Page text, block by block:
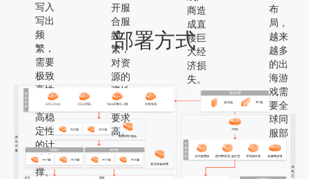
写入
写出
频
繁，
需要
极致
高性
能、
高稳
定性
的计
算支
撑。
开服
合服
频
繁，
对资
源的
弹性
扩展
要求
高。
商造
成直
接巨
大经
济损
失。
布
局，
越来
越多
的出
海游
戏需
要全
球同
服部
署。
部署方式